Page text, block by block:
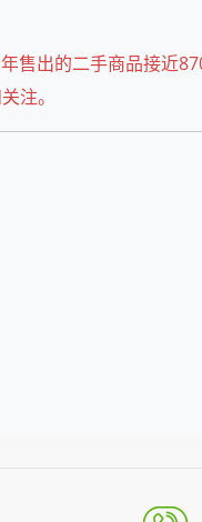
售出的二手商品接近
注。